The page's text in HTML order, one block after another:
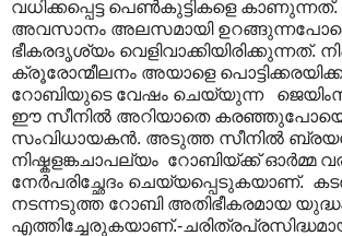
വധിക്കപ്പെട്ട പെൺകുട്ടികളെ കാണുന്നത്.
അവസാനം അലസമായി
ഭീകരദൃശ്യം വെളിവാക്കിയിരിക്കുന്നത്.
ക്രൂരോന്മീലനം അയാളെ
റോബിയുടെ വേഷം ചെയ്യുന്ന
ഈ സീനിൽ അറിയാതെ
സംവിധായകൻ. അടുത്ത സീനിൽ
നിഷ്കളങ്കചാപല്യം റോബിയ്ക്ക് ഓർമ്മ
നേർപരിച്ഛേദം ചെയ്യപ്പെടുകയാണ്.
നടന്നടുത്ത റോബി അതിഭീകരമായ
എത്തിച്ചേരുകയാണ്.-